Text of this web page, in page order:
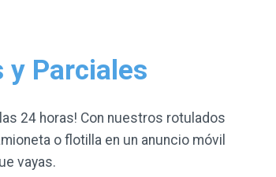
y Parciales
24 horas! Con nuestros rotulados
o flotilla en un anuncio móvil
vayas.